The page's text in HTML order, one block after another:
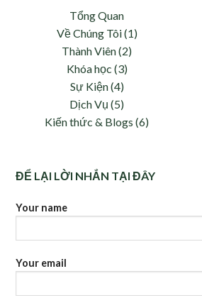
Tổng Quan
Về Chúng Tôi (1)
Thành Viên (2)
Khóa học (3)
Sự Kiện (4)
Dịch Vụ (5)
Kiến thức & Blogs (6)
ĐỂ LẠI LỜI NHẮN TẠI ĐÂY
Your name
Your email